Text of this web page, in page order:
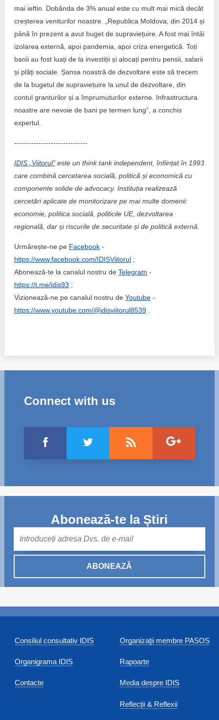
mai ieftin. Dobânda de 3% anual este cu mult mai mică decât
creșterea veniturilor noastre. „Republica Moldova, din 2014 și
până în prezent a avut buget de supraviețuire. A fost mai întâi
izolarea externă, apoi pandemia, apoi criza energetică. Toți
banii au fost luați de la investiții și alocați pentru pensii, salarii
și plăți sociale. Șansa noastră de dezvoltare este să trecem
de la bugetul de supraviețuire la unul de dezvoltare, din
contul granturilor și a împrumuturilor externe. Infrastructura
noastre are nevoie de bani pe termen lung”, a conchis
expertul.
------------------------------
IDIS „Viitorul”este un think tank independent, înființat în 1993
care combină cercetarea socială, politică și economică cu
componente solide de advocacy. Instituția realizează
cercetări aplicate de monitorizare pe mai multe domenii:
economie, politica socială, politicile UE, dezvoltarea
regională, dar și riscurile de securitate și de politică externă.
Urmărește-ne pe Facebook-
https://www.facebook.com/IDISViitorul;
Abonează-te la canalul nostru de Telegram -
https://t.me/idis93 ;
Vizionează-ne pe canalul nostru de Youtube-
https://www.youtube.com/@idisviitorul8539.
Connect with us
Abonează-te la Știri
ABONEAZĂ
Consiliul consultativ IDIS
Organigrama IDIS
Contacte
Organizaţii membre PASOS
Rapoarte
Media despre IDIS
Reflecții & Reflexii